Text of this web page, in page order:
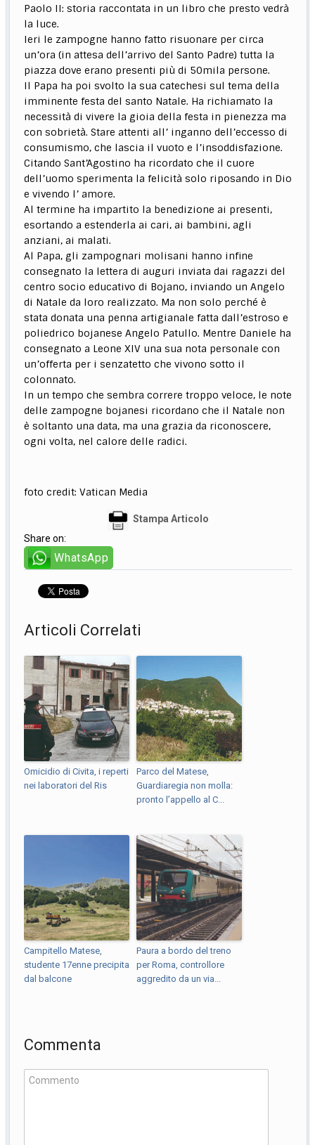
Paolo II: storia raccontata in un libro che presto vedrà
la luce.
Ieri le zampogne hanno fatto risuonare per circa
un’ora (in attesa dell’arrivo del Santo Padre) tutta la
piazza dove erano presenti più di 50mila persone.
Il Papa ha poi svolto la sua catechesi sul tema della
imminente festa del santo Natale. Ha richiamato la
necessità di vivere la gioia della festa in pienezza ma
con sobrietà. Stare attenti all’ inganno dell’eccesso di
consumismo, che lascia il vuoto e l’insoddisfazione.
Citando Sant’Agostino ha ricordato che il cuore
dell’uomo sperimenta la felicità solo riposando in Dio
e vivendo l’ amore.
Al termine ha impartito la benedizione ai presenti,
esortando a estenderla ai cari, ai bambini, agli
anziani, ai malati.
Al Papa, gli zampognari molisani hanno infine
consegnato la lettera di auguri inviata dai ragazzi del
centro socio educativo di Bojano, inviando un Angelo
di Natale da loro realizzato. Ma non solo perché è
stata donata una penna artigianale fatta dall’estroso e
poliedrico bojanese Angelo Patullo. Mentre Daniele ha
consegnato a Leone XIV una sua nota personale con
un’offerta per i senzatetto che vivono sotto il
colonnato.
In un tempo che sembra correre troppo veloce, le note
delle zampogne bojanesi ricordano che il Natale non
è soltanto una data, ma una grazia da riconoscere,
ogni volta, nel calore delle radici.
foto credit: Vatican Media
Stampa Articolo
Share on:
WhatsApp
Articoli Correlati
Omicidio di Civita, i reperti
nei laboratori del Ris
Parco del Matese,
Guardiaregia non molla:
pronto l’appello al C...
Campitello Matese,
studente 17enne precipita
dal balcone
Paura a bordo del treno
per Roma, controllore
aggredito da un via...
Commenta